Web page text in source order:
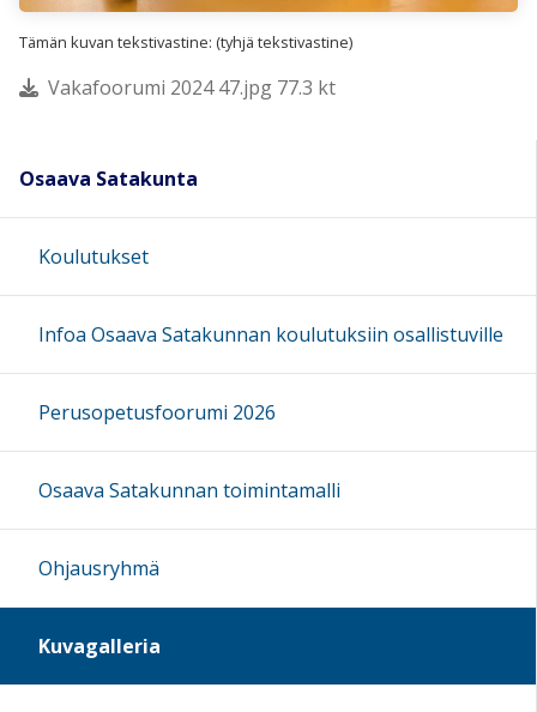
Tämän kuvan tekstivastine: (tyhjä tekstivastine)
Vakafoorumi 2024 47.jpg 77.3 kt
Osaava Satakunta
Koulutukset
Infoa Osaava Satakunnan koulutuksiin osallistuville
Perusopetusfoorumi 2026
Osaava Satakunnan toimintamalli
Ohjausryhmä
Kuvagalleria